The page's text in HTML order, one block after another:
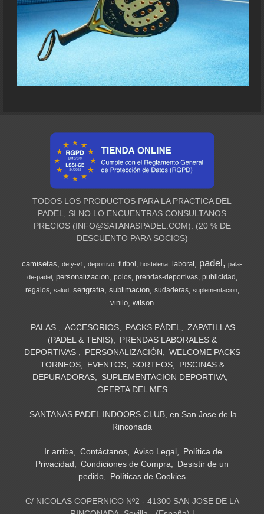
TODOS LOS PRODUCTOS PARA LA PRACTICA DEL
PADEL, SI NO LO ENCUENTRAS CONSULTANOS
PRECIOS (INFO@SATANASPADEL.COM). (20 % DE
DESCUENTO PARA SOCIOS)
camisetas defy-v1 deportivo futbol hosteleria laboral padel
pala-
de-padel
personalizacion polos prendas-deportivas publicidad
regalos
salud serigrafia sublimacion sudaderas suplementacion
vinilo wilson
PALAS ACCESORIOS PACKS PÁDEL
ZAPATILLAS
(PADEL & TENIS)
PRENDAS LABORALES &
DEPORTIVAS
PERSONALIZACIÓN
WELCOME PACKS
TORNEOS
EVENTOS SORTEOS
PISCINAS &
DEPURADORAS
SUPLEMENTACION DEPORTIVA
OFERTA DEL MES
SANTANAS PADEL INDOORS CLUB, en San Jose de la
Rinconada
Ir arriba Contáctanos Aviso Legal
Política de
Privacidad
Condiciones de Compra
Desistir de un
pedido
Políticas de Cookies
C/ NICOLAS COPERNICO Nº2 - 41300 SAN JOSE DE LA